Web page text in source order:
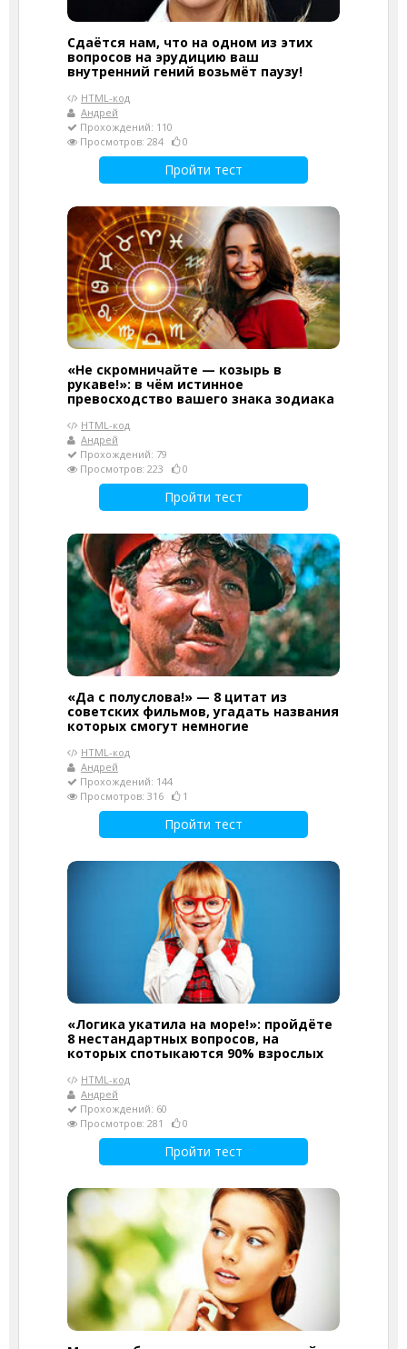
Сдаётся нам, что на одном из этих
вопросов на эрудицию ваш
внутренний гений возьмёт паузу!
HTML-код
Андрей
Прохождений: 110
Просмотров: 284
0
Пройти тест
«Не скромничайте — козырь в
рукаве!»: в чём истинное
превосходство вашего знака зодиака
HTML-код
Андрей
Прохождений: 79
Просмотров: 223
0
Пройти тест
«Да с полуслова!» — 8 цитат из
советских фильмов, угадать названия
которых смогут немногие
HTML-код
Андрей
Прохождений: 144
Просмотров: 316
1
Пройти тест
«Логика укатила на море!»: пройдёте
8 нестандартных вопросов, на
которых спотыкаются 90% взрослых
HTML-код
Андрей
Прохождений: 60
Просмотров: 281
0
Пройти тест